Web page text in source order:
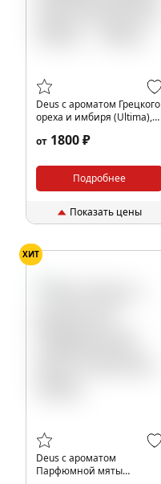
Deus с ароматом Грецкого
ореха и имбиря (Ultima),
от 1800 ₽
Подробнее
Показать цены
ХИТ
Deus с ароматом
Парфюмной мяты